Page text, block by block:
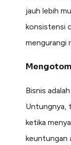
jauh lebih
konsistensi
mengurangi
Bisnis
Untungnya,
ketika
keuntungan